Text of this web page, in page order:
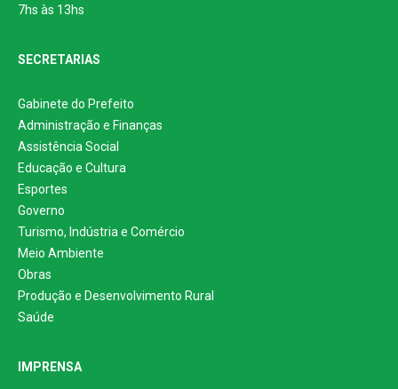
7hs às 13hs
SECRETARIAS
Gabinete do Prefeito
Administração e Finanças
Assistência Social
Educação e Cultura
Esportes
Governo
Turismo, Indústria e Comércio
Meio Ambiente
Obras
Produção e Desenvolvimento Rural
Saúde
IMPRENSA